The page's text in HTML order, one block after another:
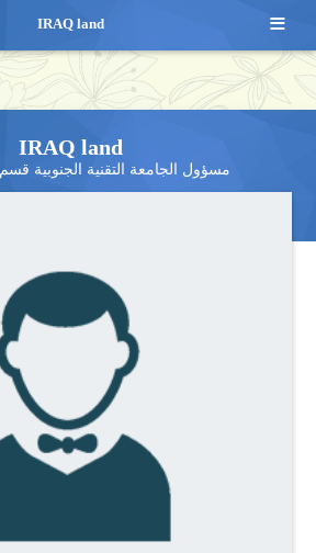
IRAQ land
مسؤول الجامعة التقنية الجنوبية
≡
IRAQ land